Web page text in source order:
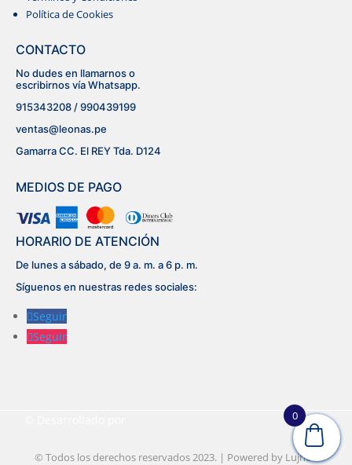
Política de Cookies
CONTACTO
No dudes en llamarnos o
escribirnos vía Whatsapp.
915343208 / 990439199
ventas@leonas.pe
Gamarra CC. El REY Tda. D124
MEDIOS DE PAGO
HORARIO DE ATENCIÓN
De lunes a sábado, de 9 a. m. a 6 p. m.
Síguenos en nuestras redes sociales:
Seguir
Seguir
Lujhon – Agencia de Marketing Digital
© Todos los derechos reservados 2023. | Powered by Lujhon
0